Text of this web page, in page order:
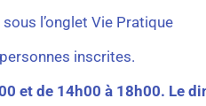
l’onglet Vie Pratique
inscrites.
et de 14h00 à 18h00. Le